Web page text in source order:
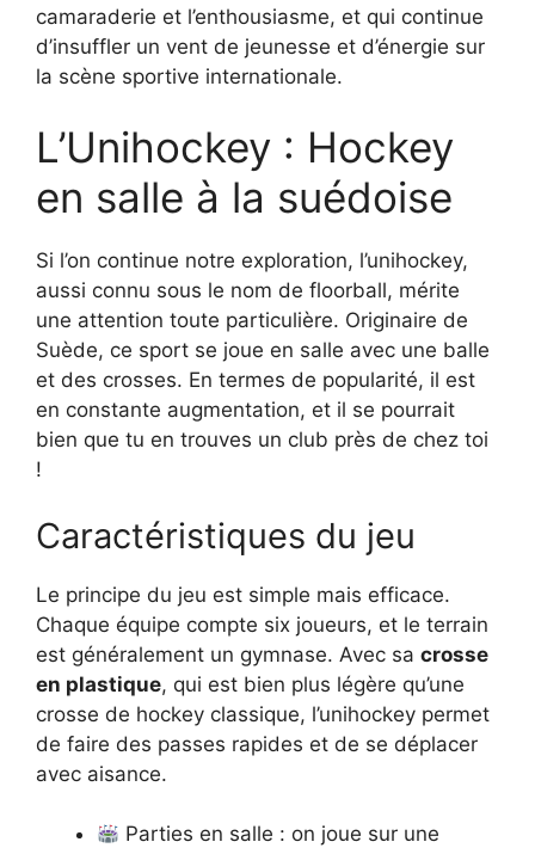
camaraderie et l’enthousiasme, et qui continue
d’insuffler un vent de jeunesse et d’énergie sur
la scène sportive internationale.
L’Unihockey : Hockey
en salle à la suédoise
Si l’on continue notre exploration, l’unihockey,
aussi connu sous le nom de floorball, mérite
une attention toute particulière. Originaire de
Suède, ce sport se joue en salle avec une balle
et des crosses. En termes de popularité, il est
en constante augmentation, et il se pourrait
bien que tu en trouves un club près de chez toi
!
Caractéristiques du jeu
Le principe du jeu est simple mais efficace.
Chaque équipe compte six joueurs, et le terrain
est généralement un gymnase. Avec sa crosse
en plastique, qui est bien plus légère qu’une
crosse de hockey classique, l’unihockey permet
de faire des passes rapides et de se déplacer
avec aisance.
Parties en salle : on joue sur une